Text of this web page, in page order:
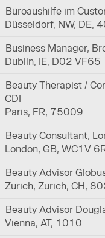
Büroaushilfe im
Düsseldorf, NW, DE,
Business Manager,
Dublin, IE, D02 VF65
Beauty Therapist /
CDI
Paris, FR, 75009
Beauty Consultant,
London, GB, WC1V
Beauty Advisor
Zurich, Zurich, CH,
Beauty Advisor
Vienna, AT, 1010